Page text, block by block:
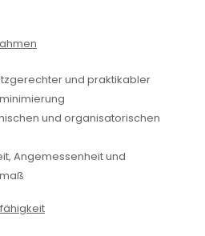
und praktikabler
und organisatorischen
Angemessenheit und